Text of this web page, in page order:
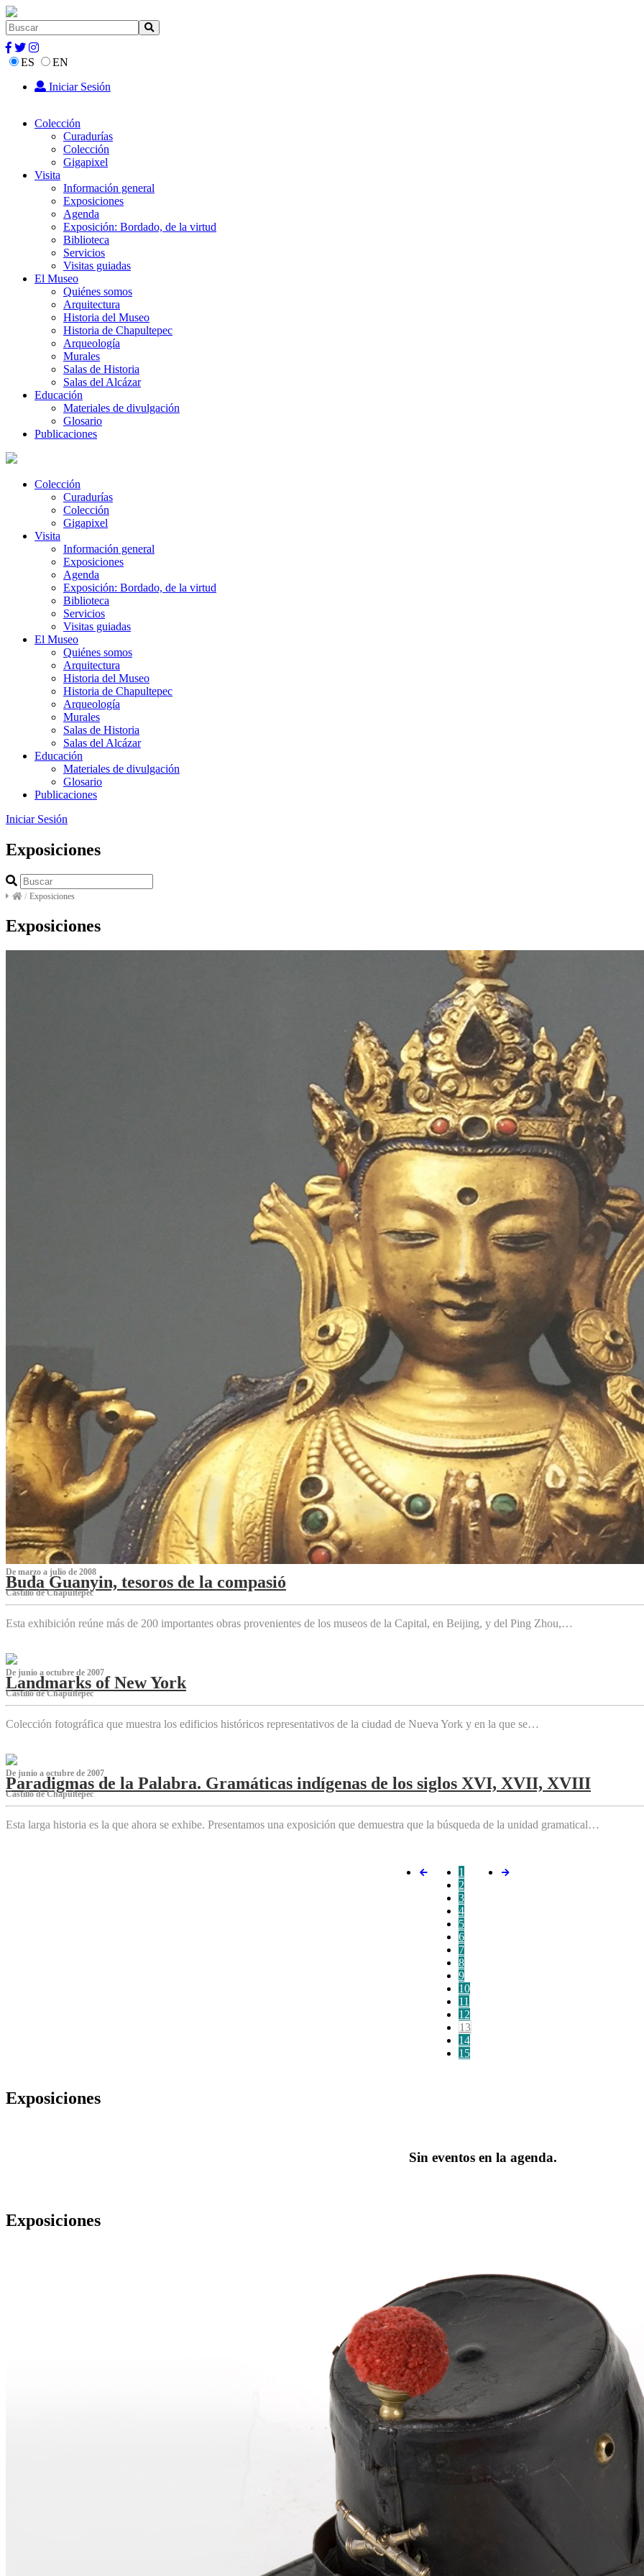
ES
EN
Iniciar Sesión
Colección
Curadurías
Colección
Gigapixel
Visita
Información general
Exposiciones
Agenda
Exposición: Bordado, de la virtud
Biblioteca
Servicios
Visitas guiadas
El Museo
Quiénes somos
Arquitectura
Historia del Museo
Historia de Chapultepec
Arqueología
Murales
Salas de Historia
Salas del Alcázar
Educación
Materiales de divulgación
Glosario
Publicaciones
Colección
Curadurías
Colección
Gigapixel
Visita
Información general
Exposiciones
Agenda
Exposición: Bordado, de la virtud
Biblioteca
Servicios
Visitas guiadas
El Museo
Quiénes somos
Arquitectura
Historia del Museo
Historia de Chapultepec
Arqueología
Murales
Salas de Historia
Salas del Alcázar
Educación
Materiales de divulgación
Glosario
Publicaciones
Iniciar Sesión
Exposiciones
/ Exposiciones
Exposiciones
De marzo a julio de 2008
Buda Guanyin, tesoros de la compasió
Castillo de Chapultepec
Esta exhibición reúne más de 200 importantes obras provenientes de los museos de la Capital, en Beijing, y del Ping Zhou,…
De junio a octubre de 2007
Landmarks of New York
Castillo de Chapultepec
Colección fotográfica que muestra los edificios históricos representativos de la ciudad de Nueva York y en la que se…
De junio a octubre de 2007
Paradigmas de la Palabra. Gramáticas indígenas de los siglos XVI, XVII, XVIII
Castillo de Chapultepec
Esta larga historia es la que ahora se exhibe. Presentamos una exposición que demuestra que la búsqueda de la unidad gramatical…
1
2
3
4
5
6
7
8
9
10
11
12
13
14
15
Exposiciones
Sin eventos en la agenda.
Exposiciones